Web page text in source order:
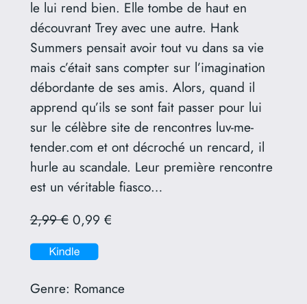
le lui rend bien. Elle tombe de haut en
découvrant Trey avec une autre. Hank
Summers pensait avoir tout vu dans sa vie
mais c’était sans compter sur l’imagination
débordante de ses amis. Alors, quand il
apprend qu’ils se sont fait passer pour lui
sur le célèbre site de rencontres luv-me-
tender.com et ont décroché un rencard, il
hurle au scandale. Leur première rencontre
est un véritable fiasco…
2,99 €0,99 €
Genre: Romance